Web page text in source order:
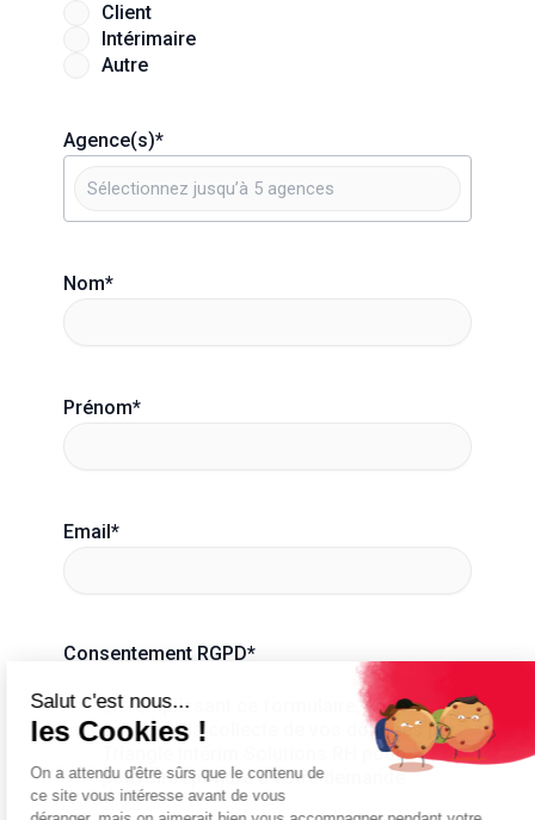
Client
Intérimaire
Autre
Agence(s)*
Nom*
Prénom*
Email*
Consentement RGPD*
En remplissant ce formulaire, vous
acceptez la collecte de vos données par
Triangle Intérim Solutions RH pour
pouvoir répondre à votre demande